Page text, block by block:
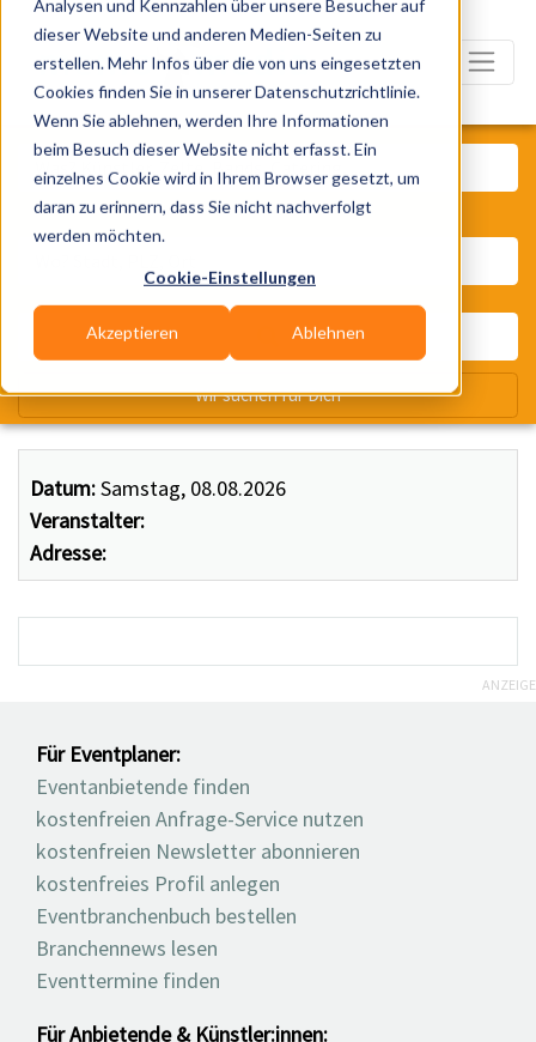
Analysen und Kennzahlen über unsere Besucher auf
dieser Website und anderen Medien-Seiten zu
erstellen. Mehr Infos über die von uns eingesetzten
Cookies finden Sie in unserer Datenschutzrichtlinie.
Wenn Sie ablehnen, werden Ihre Informationen
beim Besuch dieser Website nicht erfasst. Ein
einzelnes Cookie wird in Ihrem Browser gesetzt, um
daran zu erinnern, dass Sie nicht nachverfolgt
werden möchten.
Cookie-Einstellungen
Akzeptieren Ablehnen
Datum:Samstag, 08.08.2026
Veranstalter:
Adresse:
Was? Künstler, Zelte, Bands,
Wir suchen für Dich
ANZEIGE
Für Eventplaner:
Eventanbietende finden
kostenfreien Anfrage-Service nutzen
kostenfreien Newsletter abonnieren
kostenfreies Profil anlegen
Eventbranchenbuch bestellen
Branchennews lesen
Eventtermine finden
Für Anbietende & Künstler:innen: